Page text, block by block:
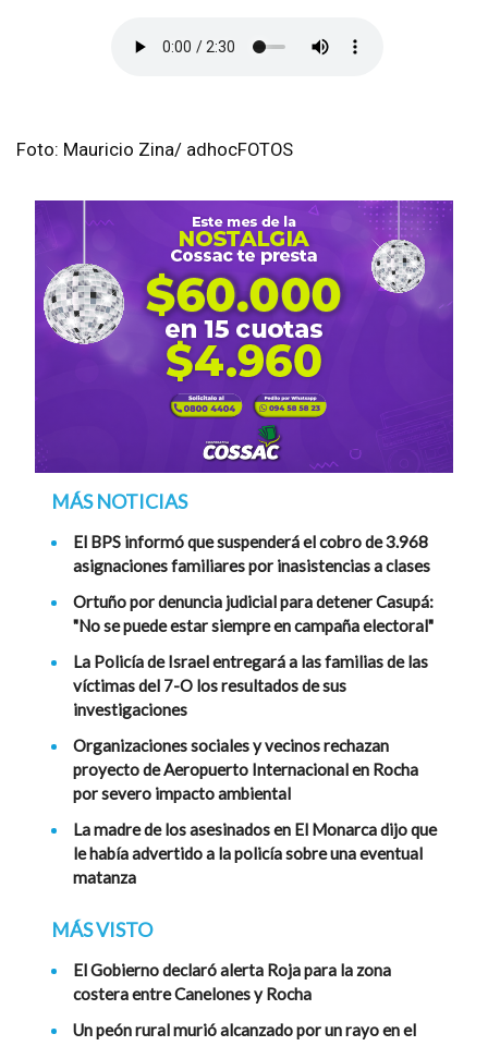
Foto: Mauricio Zina/ adhocFOTOS
MÁS NOTICIAS
El BPS informó que suspenderá el cobro de 3.968
asignaciones familiares por inasistencias a clases
Ortuño por denuncia judicial para detener Casupá:
"No se puede estar siempre en campaña electoral"
La Policía de Israel entregará a las familias de las
víctimas del 7-O los resultados de sus
investigaciones
Organizaciones sociales y vecinos rechazan
proyecto de Aeropuerto Internacional en Rocha
por severo impacto ambiental
La madre de los asesinados en El Monarca dijo que
le había advertido a la policía sobre una eventual
matanza
MÁS VISTO
El Gobierno declaró alerta Roja para la zona
costera entre Canelones y Rocha
Un peón rural murió alcanzado por un rayo en el